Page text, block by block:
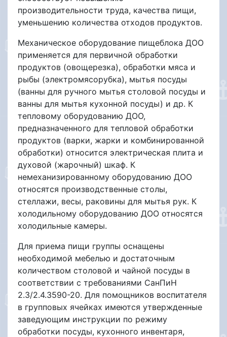
производительности труда, качества пищи,
уменьше­нию количества отходов продуктов.
Механическое оборудование пищеблока ДОО
применяется для первичной обработки
продуктов (овощерезка), обработки мяса и
рыбы (электромясорубка), мытья посуды
(ванны для ручного мытья столовой посуды и
ванны для мытья кухонной посуды) и др. К
тепловому оборудованию ДОО,
предназначенного для тепловой обработки
продуктов (варки, жарки и комбинированной
обработки) относится электрическая плита и
духовой (жарочный) шкаф. К
немеханизированному оборудованию ДОО
относятся производственные столы,
стеллажи, весы, раковины для мытья рук. К
холо­дильному оборудованию ДОО относятся
холодильные камеры.
Для приема пищи группы оснащены
необходимой мебелью и достаточным
количеством столовой и чайной посуды в
соответствии с требованиями СанПиН
2.3/2.4.3590-20. Для помощников воспитателя
в групповых ячейках имеются утвержденные
заведующим инструкции по режиму
обработки посуды, кухонного инвентаря,